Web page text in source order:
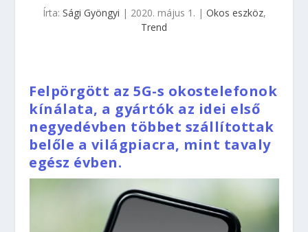
Írta: Sági Gyöngyi | 2020. május 1. | Okos eszköz,
Trend
Felpörgött az 5G-s okostelefonok
kínálata, a gyártók az idei első
negyedévben többet szállítottak
belőle a világpiacra, mint tavaly
egész évben.